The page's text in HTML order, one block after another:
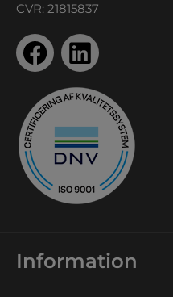
CVR: 21815837
Information